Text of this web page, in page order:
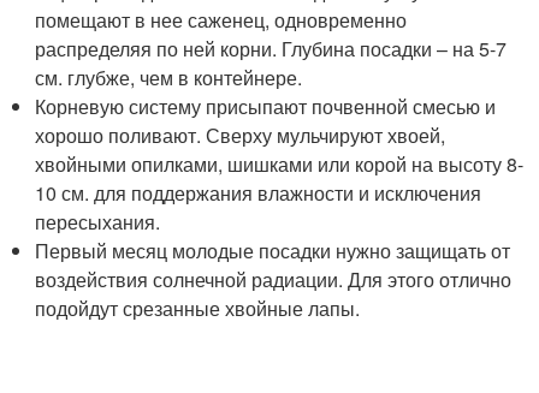
помещают в нее саженец, одновременно
распределяя по ней корни. Глубина посадки – на 5-7
см. глубже, чем в контейнере.
Корневую систему присыпают почвенной смесью и
хорошо поливают. Сверху мульчируют хвоей,
хвойными опилками, шишками или корой на высоту 8-
10 см. для поддержания влажности и исключения
пересыхания.
Первый месяц молодые посадки нужно защищать от
воздействия солнечной радиации. Для этого отлично
подойдут срезанные хвойные лапы.